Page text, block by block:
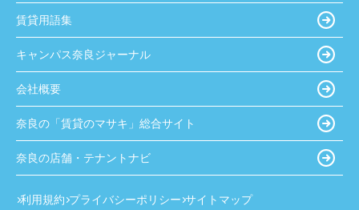
賃貸用語集
キャンパス奈良ジャーナル
会社概要
奈良の「賃貸のマサキ」総合サイト
奈良の店舗・テナントナビ
利用規約 プライバシーポリシー サイトマップ